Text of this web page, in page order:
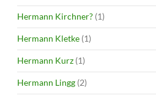
Hermann Kirchner? (1)
Hermann Kletke (1)
Hermann Kurz (1)
Hermann Lingg (2)